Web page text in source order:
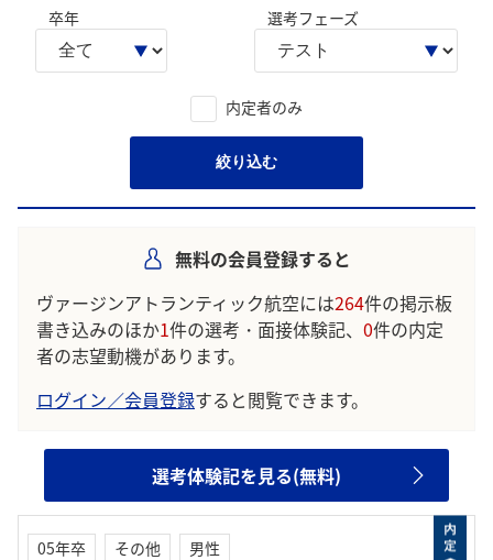
卒年
選考フェーズ
内定者のみ
絞り込む
無料の会員登録すると
ヴァージンアトランティック航空には264件の掲示板
書き込みのほか1件の選考・面接体験記、 0件の内定
者の志望動機があります。
ログイン／会員登録すると閲覧できます。
選考体験記を見る(無料)
05年卒 その他
男性